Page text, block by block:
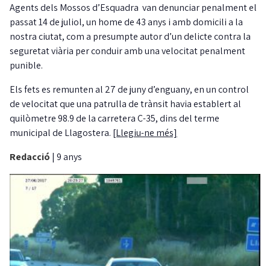
Agents dels Mossos d’Esquadra van denunciar penalment el
passat 14 de juliol, un home de 43 anys i amb domicili a la
nostra ciutat, com a presumpte autor d’un delicte contra la
seguretat viària per conduir amb una velocitat penalment
punible.
Els fets es remunten al 27 de juny d’enguany, en un control
de velocitat que una patrulla de trànsit havia establert al
quilòmetre 98.9 de la carretera C-35, dins del terme
municipal de Llagostera. [Llegiu-ne més]
Redacció | 9 anys